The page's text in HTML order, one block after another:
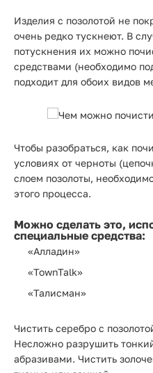
Изделия с позолотой не
очень редко тускнеют. В
потускнения их можно
средствами (необходимо
подходит для обоих видов
Чтобы разобраться, как
условиях от черноты
слоем позолоты,
этого процесса.
Можно сделать это,
специальные средства:
«Алладин»
«TownTalk»
«Талисман»
Чистить серебро с
Несложно разрушить
абразивами. Чистить